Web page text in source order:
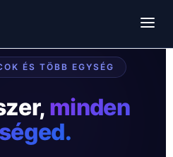
ÉS TÖBB EGYSÉG
minden